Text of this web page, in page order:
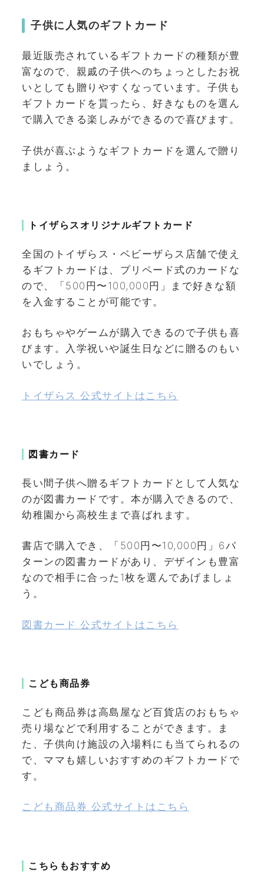
子供に人気のギフトカード
最近販売されているギフトカードの種類が豊
富なので、親戚の子供へのちょっとしたお祝
いとしても贈りやすくなっています。子供も
ギフトカードを貰ったら、好きなものを選ん
で購入できる楽しみができるので喜びます。
子供が喜ぶようなギフトカードを選んで贈り
ましょう。
トイザらスオリジナルギフトカード
全国のトイザらス・ベビーザらス店舗で使え
るギフトカードは、プリペード式のカードな
ので、「500円〜100,000円」まで好きな額
を入金することが可能です。
おもちゃやゲームが購入できるので子供も喜
びます。入学祝いや誕生日などに贈るのもい
いでしょう。
トイザらス 公式サイトはこちら
図書カード
長い間子供へ贈るギフトカードとして人気な
のが図書カードです。本が購入できるので、
幼稚園から高校生まで喜ばれます。
書店で購入でき、「500円〜10,000円」6パ
ターンの図書カードがあり、デザインも豊富
なので相手に合った1枚を選んであげましょ
う。
図書カード 公式サイトはこちら
こども商品券
こども商品券は高島屋など百貨店のおもちゃ
売り場などで利用することができます。ま
た、子供向け施設の入場料にも当てられるの
で、ママも嬉しいおすすめのギフトカードで
す。
こども商品券 公式サイトはこちら
こちらもおすすめ